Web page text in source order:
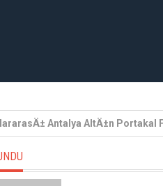
Antalya AltÄ±n Portakal